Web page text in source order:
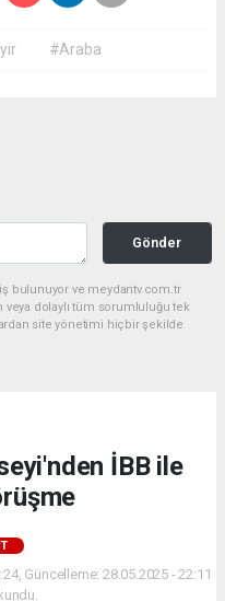
#Araba
Gönder
bulunuyor ve meydantv.com.tr
veya dolaylı tüm sorumluluğu tek
site yönetimi hiçbir şekilde
İBB ile
Güncelleme: 28.05.2025 - 22:11